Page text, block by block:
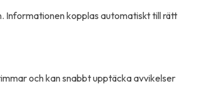
Informationen kopplas automatiskt till rätt
och kan snabbt upptäcka avvikelser